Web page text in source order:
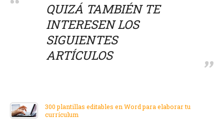
QUIZÁ TAMBIÉN TE
INTERESEN LOS
SIGUIENTES
ARTÍCULOS
300 plantillas editables en Word para elaborar tu
currículum